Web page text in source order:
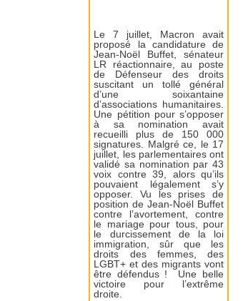
Le 7 juillet, Macron avait
proposé la candidature de
Jean-Noël Buffet, sénateur
LR réactionnaire, au poste
de Défenseur des droits
suscitant un tollé général
d’une soixantaine
d’associations humanitaires.
Une pétition pour s’opposer
à sa nomination avait
recueilli plus de 150 000
signatures. Malgré ce, le 17
juillet, les parlementaires ont
validé sa nomination par 43
voix contre 39, alors qu’ils
pouvaient légalement s’y
opposer. Vu les prises de
position de Jean-Noël Buffet
contre l’avortement, contre
le mariage pour tous, pour
le durcissement de la loi
immigration, sûr que les
droits des femmes, des
LGBT+ et des migrants vont
être défendus ! Une belle
victoire pour l’extrême
droite.